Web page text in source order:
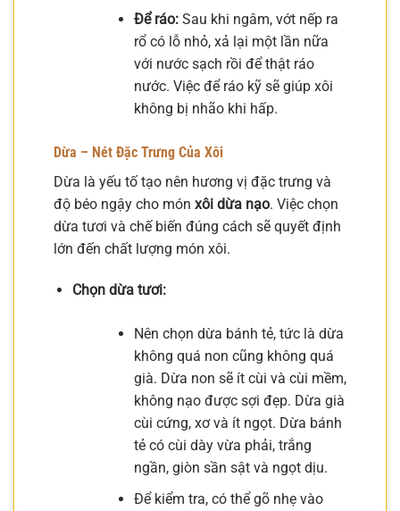
Để ráo:Sau khi ngâm, vớt nếp ra
rổ có lỗ nhỏ, xả lại một lần nữa
với nước sạch rồi để thật ráo
nước. Việc để ráo kỹ sẽ giúp xôi
không bị nhão khi hấp.
Dừa – Nét Đặc Trưng Của Xôi
Dừa là yếu tố tạo nên hương vị đặc trưng và
độ béo ngậy cho món xôi dừa nạo. Việc chọn
dừa tươi và chế biến đúng cách sẽ quyết định
lớn đến chất lượng món xôi.
Chọn dừa tươi:
Nên chọn dừa bánh tẻ, tức là dừa
không quá non cũng không quá
già. Dừa non sẽ ít cùi và cùi mềm,
không nạo được sợi đẹp. Dừa già
cùi cứng, xơ và ít ngọt. Dừa bánh
tẻ có cùi dày vừa phải, trắng
ngần, giòn sần sật và ngọt dịu.
Để kiểm tra, có thể gõ nhẹ vào